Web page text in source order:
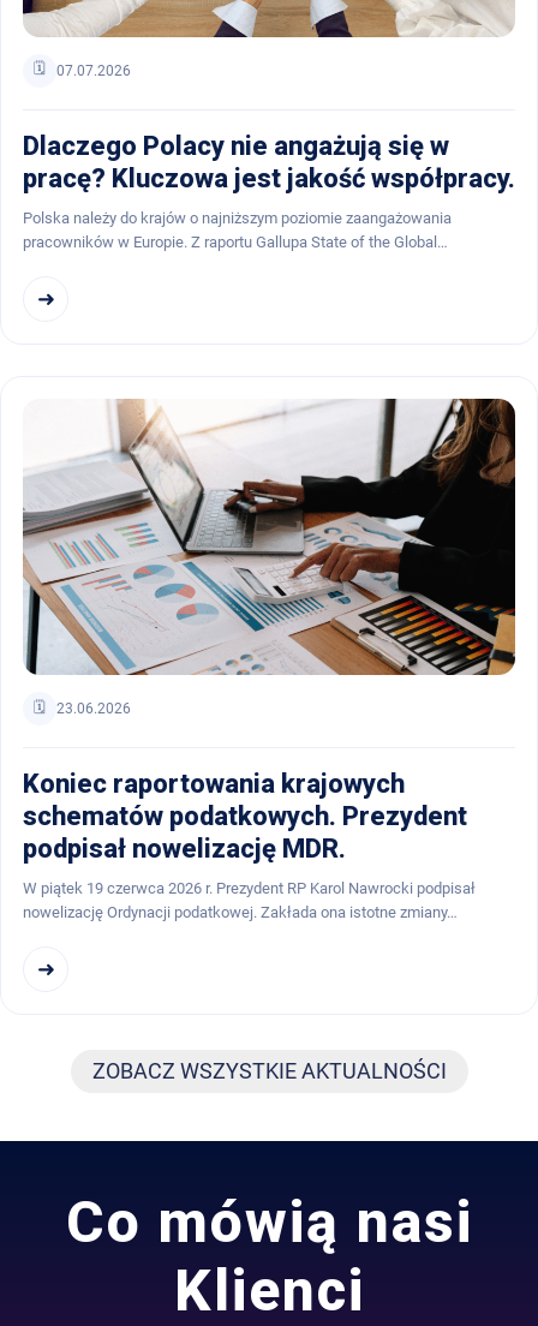
🗓️ 07.07.2026
Dlaczego Polacy nie angażują się w
pracę? Kluczowa jest jakość współpracy.
Polska należy do krajów o najniższym poziomie zaangażowania
pracowników w Europie. Z raportu Gallupa State of the Global…
➜
🗓️ 23.06.2026
Koniec raportowania krajowych
schematów podatkowych. Prezydent
podpisał nowelizację MDR.
W piątek 19 czerwca 2026 r. Prezydent RP Karol Nawrocki podpisał
nowelizację Ordynacji podatkowej. Zakłada ona istotne zmiany…
➜
ZOBACZ WSZYSTKIE AKTUALNOŚCI
Co mówią nasi
Klienci